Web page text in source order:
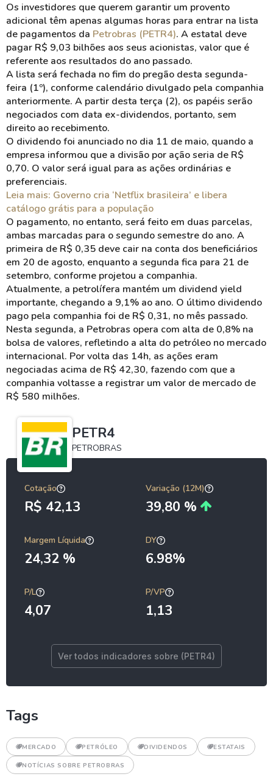
Os investidores que querem garantir um provento
adicional têm apenas algumas horas para entrar na lista
de pagamentos da Petrobras (PETR4). A estatal deve
pagar R$ 9,03 bilhões aos seus acionistas, valor que é
referente aos resultados do ano passado.
A lista será fechada no fim do pregão desta segunda-
feira (1º), conforme calendário divulgado pela companhia
anteriormente. A partir desta terça (2), os papéis serão
negociados com data ex-dividendos, portanto, sem
direito ao recebimento.
O dividendo foi anunciado no dia 11 de maio, quando a
empresa informou que a divisão por ação seria de R$
0,70. O valor será igual para as ações ordinárias e
preferenciais.
Leia mais: Governo cria ‘Netflix brasileira’ e libera
catálogo grátis para a população
O pagamento, no entanto, será feito em duas parcelas,
ambas marcadas para o segundo semestre do ano. A
primeira de R$ 0,35 deve cair na conta dos beneficiários
em 20 de agosto, enquanto a segunda fica para 21 de
setembro, conforme projetou a companhia.
Atualmente, a petrolífera mantém um dividend yield
importante, chegando a 9,1% ao ano. O último dividendo
pago pela companhia foi de R$ 0,31, no mês passado.
Nesta segunda, a Petrobras opera com alta de 0,8% na
bolsa de valores, refletindo a alta do petróleo no mercado
internacional. Por volta das 14h, as ações eram
negociadas acima de R$ 42,30, fazendo com que a
companhia voltasse a registrar um valor de mercado de
R$ 580 milhões.
PETR4
PETROBRAS
Cotação
R$ 42,13
Variação (12M)
39,80 %
Margem Líquida
24,32 %
DY
6.98%
P/L
4,07
P/VP
1,13
Ver todos indicadores sobre (PETR4)
Tags
MERCADO PETRÓLEO DIVIDENDOS ESTATAIS
NOTÍCIAS SOBRE PETROBRAS